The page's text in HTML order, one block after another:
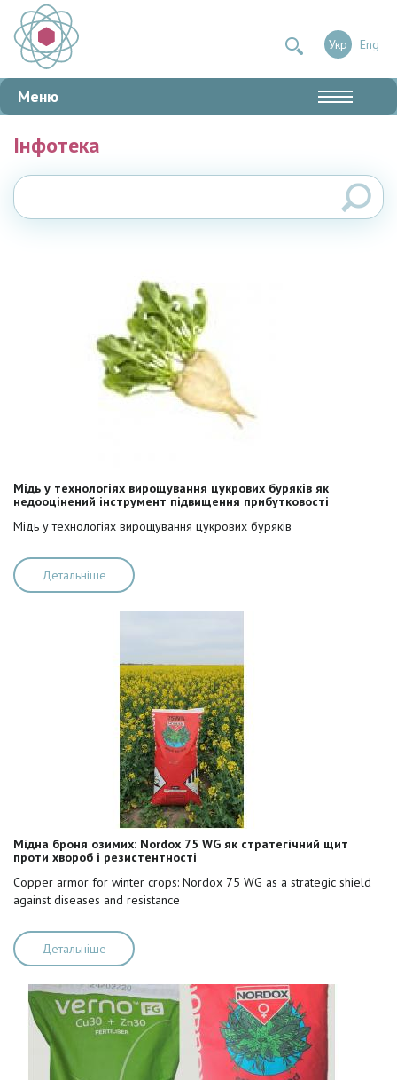
Укр Eng
Меню
Інфотека
Мідь у технологіях вирощування цукрових буряків як
недооцінений інструмент підвищення прибутковості
Мідь у технологіях вирощування цукрових буряків
Детальніше
Мідна броня озимих: Nordox 75 WG як стратегічний щит
проти хвороб і резистентності
Copper armor for winter crops: Nordox 75 WG as a strategic shield
against diseases and resistance
Детальніше